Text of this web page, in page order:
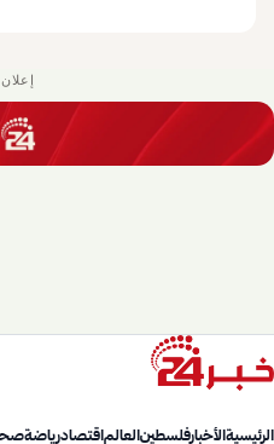
إعلان
الرئيسيةالأخبارفلسطينالعالماقتصادرياضة